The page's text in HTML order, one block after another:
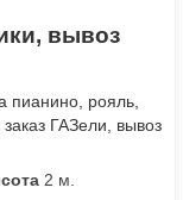
вывоз
пианино, рояль,
ГАЗели, вывоз
2 м.